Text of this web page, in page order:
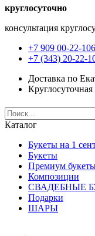
круглосуточно
консультация
+7 909 00-22-106
+7 (343) 20-22-
Доставка по
Круглосуточная
Каталог
Букеты на 1
Букеты
Премиум
Композиции
СВАДЕБНЫЕ
Подарки
ШАРЫ